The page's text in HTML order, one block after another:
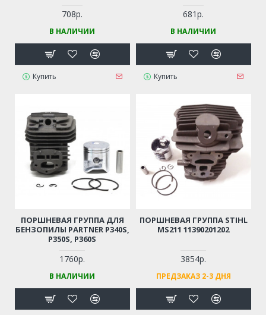
708р.
В НАЛИЧИИ
Купить
681р.
В НАЛИЧИИ
Купить
ПОРШНЕВАЯ ГРУППА ДЛЯ
БЕНЗОПИЛЫ PARTNER P340S,
P350S, P360S
1760р.
В НАЛИЧИИ
ПОРШНЕВАЯ ГРУППА STIHL
MS211 11390201202
3854р.
ПРЕДЗАКАЗ 2-3 ДНЯ